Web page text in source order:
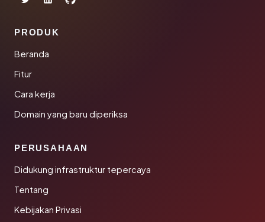
PRODUK
Beranda
Fitur
Cara kerja
Domain yang baru diperiksa
PERUSAHAAN
Didukung infrastruktur tepercaya
Tentang
Kebijakan Privasi